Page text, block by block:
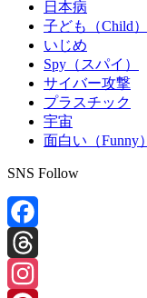
日本病
子ども（Child）
いじめ
Spy（スパイ）
サイバー攻撃
プラスチック
宇宙
面白い（Funny）
SNS Follow
Facebook
Threads